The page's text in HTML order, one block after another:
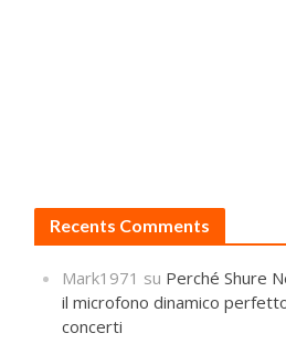
Recents Comments
Mark1971 su Perché Shure
il microfono dinamico
concerti